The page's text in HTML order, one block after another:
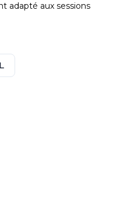
adapté aux sessions
L